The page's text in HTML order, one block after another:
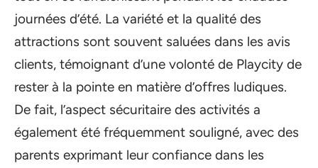
journées d’été. La variété et la qualité des
attractions sont souvent saluées dans les avis
clients, témoignant d’une volonté de Playcity de
rester à la pointe en matière d’offres ludiques.
De fait, l’aspect sécuritaire des activités a
également été fréquemment souligné, avec des
parents exprimant leur confiance dans les